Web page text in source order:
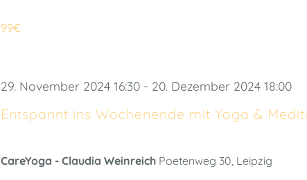
99€
Entspannt ins Wochenende mit Yoga &
29. November 2024 16:30 - 20. Dezember 2024 18:00
CareYoga - Claudia Weinreich Poetenweg 30, Leipzig